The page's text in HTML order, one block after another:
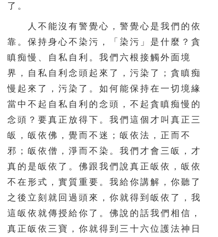
了。
人不能沒有警覺心，警覺心是我們的依
靠。保持身心不染污，「染污」是什麼？貪
瞋痴慢、自私自利。我們六根接觸外面境
界，自私自利念頭起來了，污染了；貪瞋痴
慢起來了，污染了。如何能保持在一切境緣
當中不起自私自利的念頭，不起貪瞋痴慢的
念頭？要真正放得下。我們這個才叫真正三
皈，皈依佛，覺而不迷；皈依法，正而不
邪；皈依僧，淨而不染。我們才會三皈，才
真的是皈依了。佛跟我們說真正皈依，皈依
不在形式，實質重要。我給你講解，你聽了
之後立刻就回過頭來，你就得到皈依了，我
這皈依就傳授給你了。佛說的話我們相信，
真正皈依三寶，你就得到三十六位護法神日